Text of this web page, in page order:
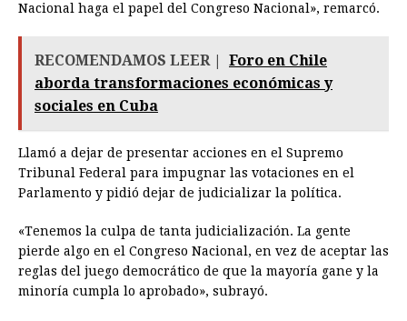
Nacional haga el papel del Congreso Nacional», remarcó.
RECOMENDAMOS LEER |
Foro en Chile
aborda transformaciones económicas y
sociales en Cuba
Llamó a dejar de presentar acciones en el Supremo
Tribunal Federal para impugnar las votaciones en el
Parlamento y pidió dejar de judicializar la política.
«Tenemos la culpa de tanta judicialización. La gente
pierde algo en el Congreso Nacional, en vez de aceptar las
reglas del juego democrático de que la mayoría gane y la
minoría cumpla lo aprobado», subrayó.